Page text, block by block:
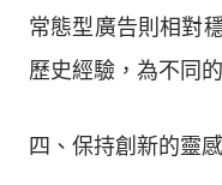
常態型廣告則相對
歷史經驗，為不同
四、保持創新的靈